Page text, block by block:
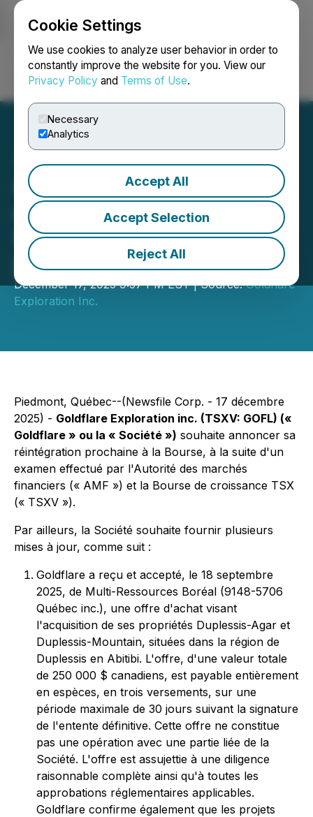
Cookie Settings
We use cookies to analyze user behavior in order to
constantly improve the website for you. View our
Privacy Policy and Terms of Use.
Necessary
Analytics
Accept All
Accept Selection
Reject All
Login Search Français
Goldflare annonce sa
réintégration à la Bourse et
fournit d'autres mises à
jour
December 17, 2025 9:57 PM EST | Source:Goldflare
Exploration Inc.
Piedmont, Québec--(Newsfile Corp. - 17 décembre
2025) - Goldflare Exploration inc. (TSXV: GOFL) («
Goldflare » ou la « Société ») souhaite annoncer sa
réintégration prochaine à la Bourse, à la suite d'un
examen effectué par l'Autorité des marchés
financiers (« AMF ») et la Bourse de croissance TSX
(« TSXV »).
Par ailleurs, la Société souhaite fournir plusieurs
mises à jour, comme suit :
Goldflare a reçu et accepté, le 18 septembre
2025, de Multi-Ressources Boréal (9148-5706
Québec inc.), une offre d'achat visant
l'acquisition de ses propriétés Duplessis-Agar et
Duplessis-Mountain, situées dans la région de
Duplessis en Abitibi. L'offre, d'une valeur totale
de 250 000 $ canadiens, est payable entièrement
en espèces, en trois versements, sur une
période maximale de 30 jours suivant la signature
de l'entente définitive. Cette offre ne constitue
pas une opération avec une partie liée de la
Société. L'offre est assujettie à une diligence
raisonnable complète ainsi qu'à toutes les
approbations réglementaires applicables.
Goldflare confirme également que les projets